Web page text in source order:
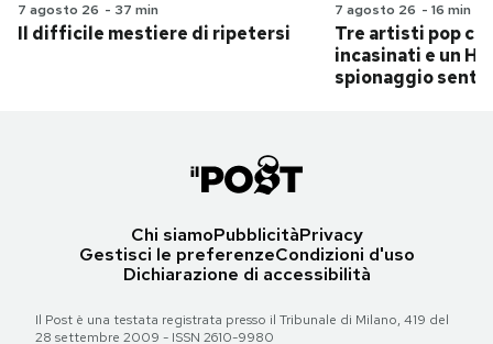
7 agosto 26 - 37 min
Il difficile mestiere di ripetersi
7 agosto 26 - 16 min
Tre artisti pop
incasinati e un
spionaggio
Chi siamoPubblicitàPrivacy
Gestisci le preferenzeCondizioni d'uso
Dichiarazione di accessibilità
Il Post è una testata registrata presso il Tribunale di Milano, 419 del
28 settembre 2009 - ISSN 2610-9980